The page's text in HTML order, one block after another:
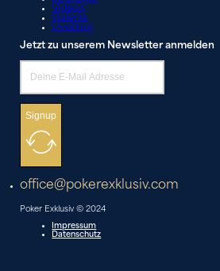
Videos
Galerie
Liveblog
Jetzt zu unserem Newsletter anmelden
Signup
office@pokerexklusiv.com
Poker Exklusiv © 2024
Impressum
Datenschutz